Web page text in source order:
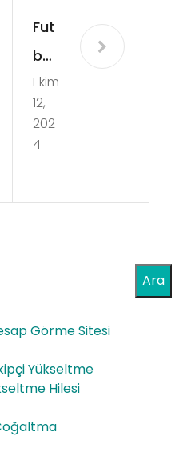
Fut
bol
ve
Tek
nol
VA
Ekim
12,
202
4
Ara
Görme Sitesi
Yükseltme
Hilesi